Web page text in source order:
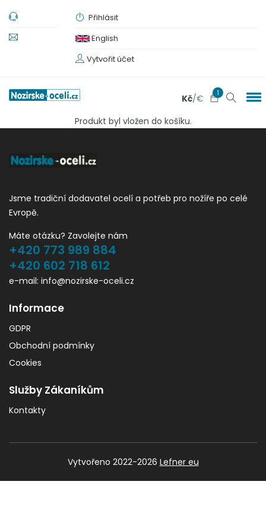
Přihlásit
English
Vytvořit účet
Kč/€ 1
Produkt byl vložen do košíku.
Jsme tradiční dodavatel ocelí a potřeb pro nožíře po celé
Evropě.
Máte otázku? Zavolejte nám
+420 773 989 884
+420 602 718 612
e-mail: info@nozirske-oceli.cz
Informace
GDPR
Obchodní podmínky
Cookies
Služby Zákaníkům
Kontakty
Vytvořeno 2022-2026 Lefner eu